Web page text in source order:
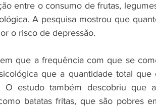
entre o consumo de frutas,
A pesquisa mostrou que
o risco de depressão.
que a frequência com que se
que a quantidade total que
O estudo também descobriu que
batatas fritas, que são pobres